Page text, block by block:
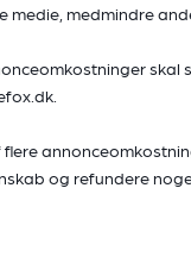
medie, medmindre
skal
og refundere